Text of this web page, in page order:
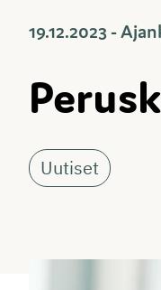
19.12.2023 -
Uutiset